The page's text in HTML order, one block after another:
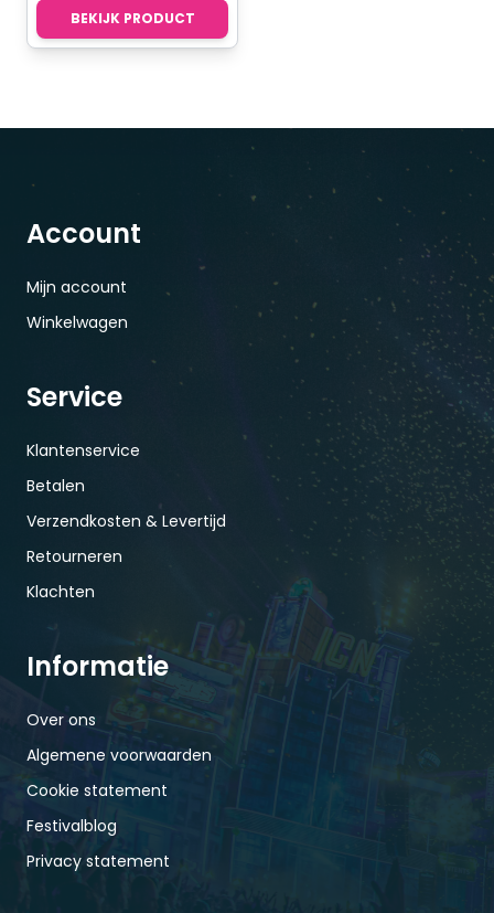
BEKIJK PRODUCT
Account
Mijn account
Winkelwagen
Service
Klantenservice
Betalen
Verzendkosten & Levertijd
Retourneren
Klachten
Informatie
Over ons
Algemene voorwaarden
Cookie statement
Festivalblog
Privacy statement